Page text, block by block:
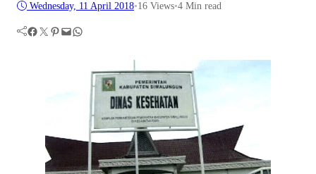
Wednesday, 11 April 2018•16 Views•4 Min read
Facebook Twitter Pinterest Mail WhatsApp